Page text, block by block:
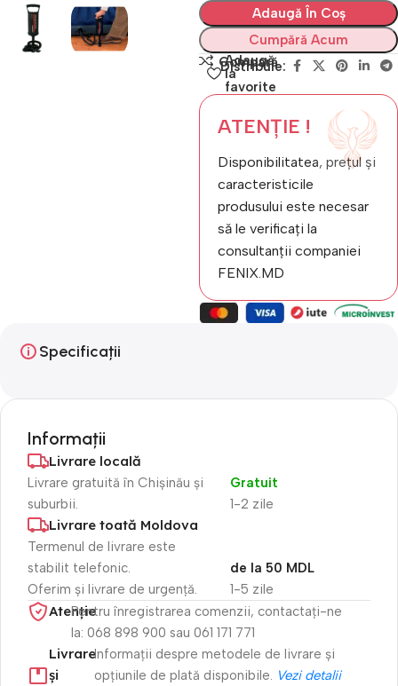
Adaugă În Coș
Cumpără Acum
Compară
Adaugă
la
favorite
Distribuie:
ATENȚIE !
Disponibilitatea, prețul și
caracteristicile
produsului este necesar
să le verificați la
consultanții companiei
FENIX.MD
Specificații
Informații
Livrare locală
Livrare gratuită în Chișinău și
suburbii.
1-2 zile
Gratuit
Livrare toată Moldova
Termenul de livrare este
stabilit telefonic.
Oferim și livrare de urgență.
1-5 zile
de la 50 MDL
Atenție​Pentru înregistrarea comenzii, contactați-ne
la: 068 898 900 sau 061 171 771
Livrare
și
Informații despre metodele de livrare și
opțiunile de plată disponibile. Vezi detalii